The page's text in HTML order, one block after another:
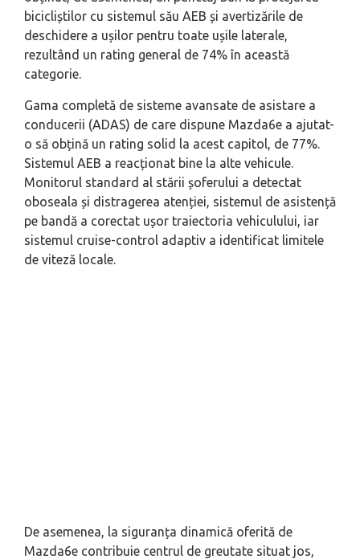
bicicliștilor cu sistemul său AEB și avertizările de
deschidere a ușilor pentru toate ușile laterale,
rezultând un rating general de 74% în această
categorie.
Gama completă de sisteme avansate de asistare a
conducerii (ADAS) de care dispune Mazda6e a ajutat-
o ​​să obțină un rating solid la acest capitol, de 77%.
Sistemul AEB a reacționat bine la alte vehicule.
Monitorul standard al stării șoferului a detectat
oboseala și distragerea atenției, sistemul de asistență
pe bandă a corectat ușor traiectoria vehiculului, iar
sistemul cruise-control adaptiv a identificat limitele
de viteză locale.
De asemenea, la siguranța dinamică oferită de
Mazda6e contribuie centrul de greutate situat jos,